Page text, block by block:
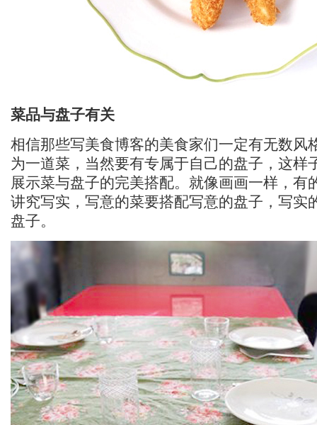
菜品与盘子有关
相信那些写美食博客的美食家们一定有无数风
为一道菜，当然要有专属于自己的盘子，这样
展示菜与盘子的完美搭配。就像画画一样，有
讲究写实，写意的菜要搭配写意的盘子，写实
盘子。